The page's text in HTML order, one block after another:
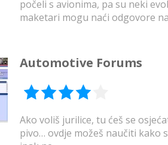
počeli s avionima, pa su neki
maketari mogu naći odgovore
Automotive Forums
Ako voliš jurilice, tu ćeš se
pivo… ovdje možeš naučiti kako